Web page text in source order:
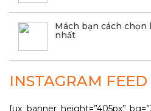
Mách bạn cách chọn
nhất
INSTAGRAM FEED
[ux_banner height=”405px”